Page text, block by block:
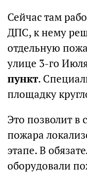
Сейчас там
ДПС, к нему
отдельную
улице 3-го
пункт.
площадку
Это позволит в
пожара
этапе. В
оборудовали